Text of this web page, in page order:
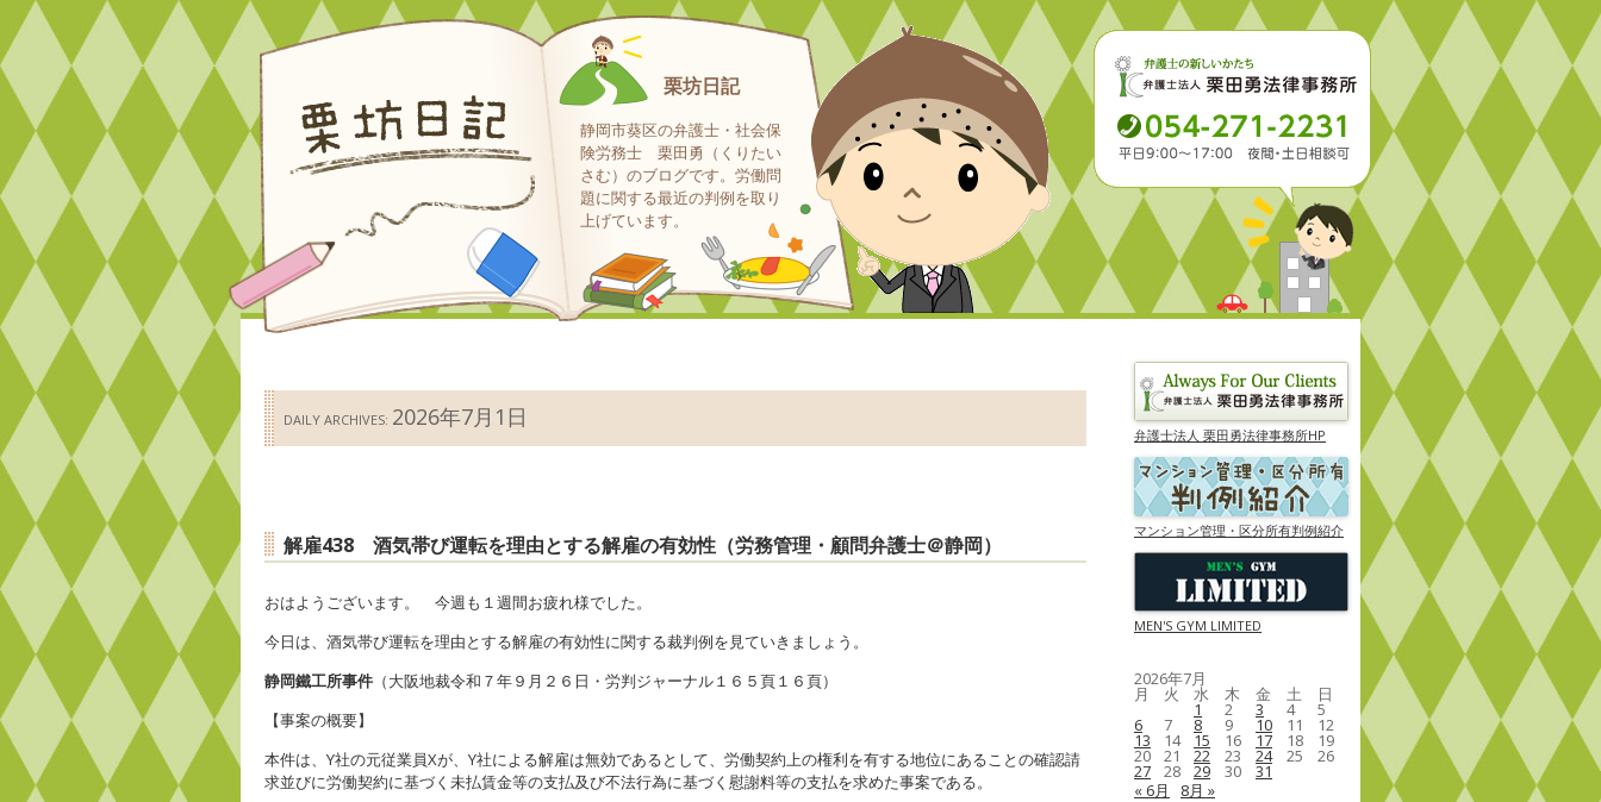
栗坊日記
静岡市葵区の弁護士・社会保
険労務士 栗田勇（くりたい
さむ）のブログです。労働問
題に関する最近の判例を取り
上げています。
DAILY ARCHIVES: 2026年7月1日
解雇438 酒気帯び運転を理由とする解雇の有効性（労務管理・顧問弁護士＠静岡）
おはようございます。 今週も１週間お疲れ様でした。
今日は、酒気帯び運転を理由とする解雇の有効性に関する裁判例を見ていきましょう。
静岡鐵工所事件 （大阪地裁令和７年９月２６日・労判ジャーナル１６５頁１６頁）
【事案の概要】
本件は、Y社の元従業員Xが、Y社による解雇は無効であるとして、労働契約上の権利を有する地位にあることの確認請
求並びに労働契約に基づく未払賃金等の支払及び不法行為に基づく慰謝料等の支払を求めた事案である。
弁護士法人 栗田勇法律事務所HP
マンション管理・区分所有判例紹介
MEN'S GYM LIMITED
2026年7月
月 火 水 木 金 土 日
1 2 3 4 5
6 7 8 9 10 11 12
13 14 15 16 17 18 19
20 21 22 23 24 25 26
27 28 29 30
31
« 6月
8月 »